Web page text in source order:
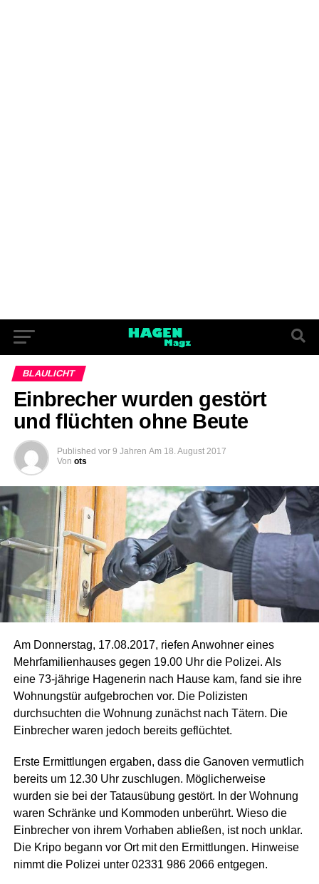
BLAULICHT
Einbrecher wurden gestört
und flüchten ohne Beute
Published vor 9 Jahren Am 18. August 2017
Von ots
Am Donnerstag, 17.08.2017, riefen Anwohner eines
Mehrfamilienhauses gegen 19.00 Uhr die Polizei. Als
eine 73-jährige Hagenerin nach Hause kam, fand sie ihre
Wohnungstür aufgebrochen vor. Die Polizisten
durchsuchten die Wohnung zunächst nach Tätern. Die
Einbrecher waren jedoch bereits geflüchtet.
Erste Ermittlungen ergaben, dass die Ganoven vermutlich
bereits um 12.30 Uhr zuschlugen. Möglicherweise
wurden sie bei der Tatausübung gestört. In der Wohnung
waren Schränke und Kommoden unberührt. Wieso die
Einbrecher von ihrem Vorhaben abließen, ist noch unklar.
Die Kripo begann vor Ort mit den Ermittlungen. Hinweise
nimmt die Polizei unter 02331 986 2066 entgegen.